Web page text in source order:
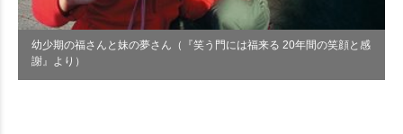
幼少期の福さんと妹の夢さん（『笑う門には福来る 20年間の笑顔と感
謝』より）